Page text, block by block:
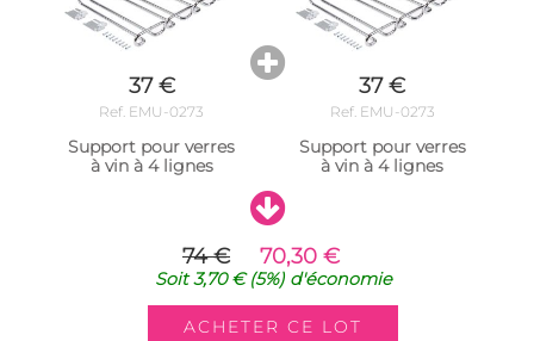
37 €
Ref. EMU-0273
Support pour verres
à vin à 4 lignes
37 €
Ref. EMU-0273
Support pour verres
à vin à 4 lignes
74 € 70,30 €
Soit3,70 €(5%)d'économie